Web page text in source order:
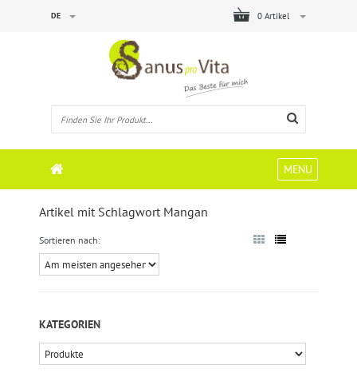
0 Artikel
DE
MENU
Artikel mit Schlagwort Mangan
Sortieren nach:
KATEGORIEN